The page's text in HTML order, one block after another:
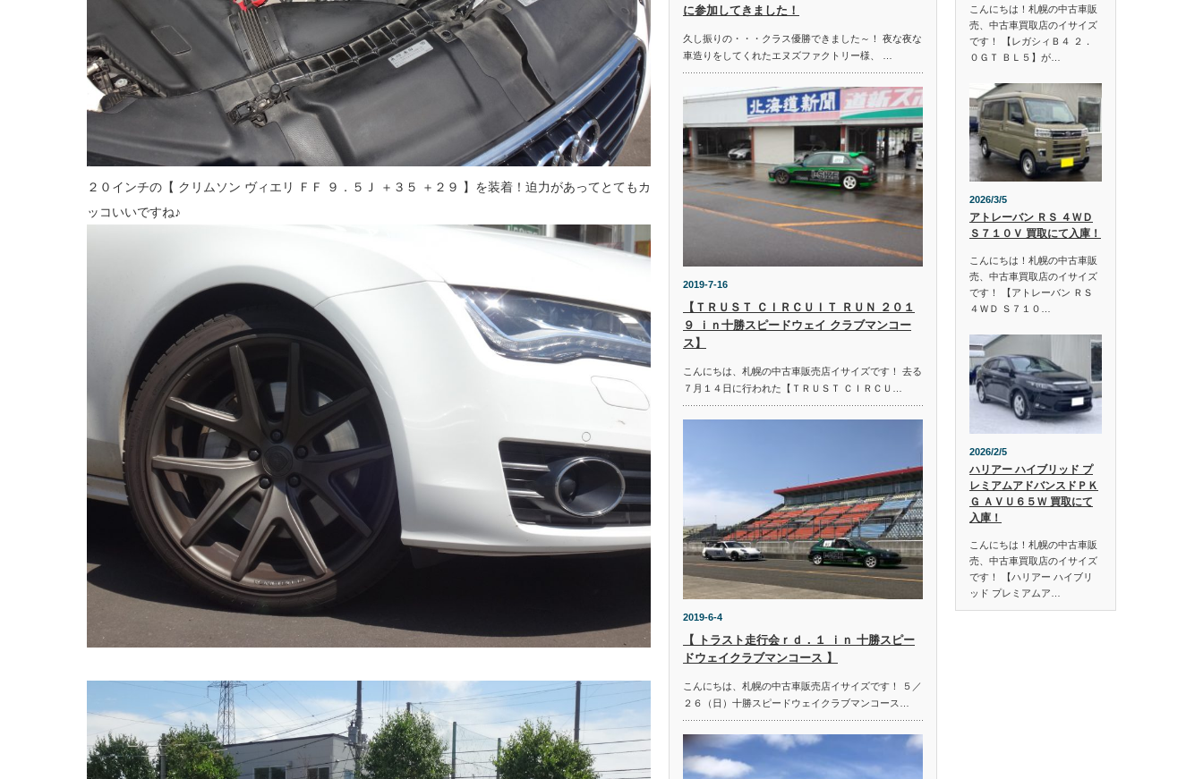
２０インチの【 クリムソン ヴィエリ ＦＦ ９．５Ｊ ＋３５ ＋２９ 】を装着！迫力があってとてもカ
ッコいいですね♪
に参加してきました！
久し振りの・・・クラス優勝できました～！ 夜な夜な
車造りをしてくれたエヌズファクトリー様、 …
2019-7-16
【ＴＲＵＳＴ ＣＩＲＣＵＩＴ ＲＵＮ ２０１
９ ｉｎ十勝スピードウェイ クラブマンコー
ス】
こんにちは、札幌の中古車販売店イサイズです！ 去る
７月１４日に行われた【ＴＲＵＳＴ ＣＩＲＣＵ…
2019-6-4
【 トラスト走行会ｒｄ．１ ｉｎ 十勝スピー
ドウェイクラブマンコース 】
こんにちは、札幌の中古車販売店イサイズです！ ５／
２６（日）十勝スピードウェイクラブマンコース…
こんにちは！札幌の中古車販
売、中古車買取店のイサイズ
です！ 【レガシィＢ４ ２．
０ＧＴ ＢＬ５】が…
2026/3/5
アトレーバン ＲＳ ４ＷＤ
Ｓ７１０Ｖ 買取にて入庫！
こんにちは！札幌の中古車販
売、中古車買取店のイサイズ
です！ 【アトレーバン ＲＳ
４ＷＤ Ｓ７１０…
2026/2/5
ハリアー ハイブリッド プ
レミアムアドバンスドＰＫ
Ｇ ＡＶＵ６５Ｗ 買取にて
入庫！
こんにちは！札幌の中古車販
売、中古車買取店のイサイズ
です！ 【ハリアー ハイブリ
ッド プレミアムア…